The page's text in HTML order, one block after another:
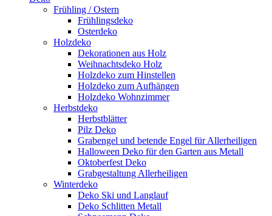
Frühling / Ostern
Frühlingsdeko
Osterdeko
Holzdeko
Dekorationen aus Holz
Weihnachtsdeko Holz
Holzdeko zum Hinstellen
Holzdeko zum Aufhängen
Holzdeko Wohnzimmer
Herbstdeko
Herbstblätter
Pilz Deko
Grabengel und betende Engel für Allerheiligen
Halloween Deko für den Garten aus Metall
Oktoberfest Deko
Grabgestaltung Allerheiligen
Winterdeko
Deko Ski und Langlauf
Deko Schlitten Metall